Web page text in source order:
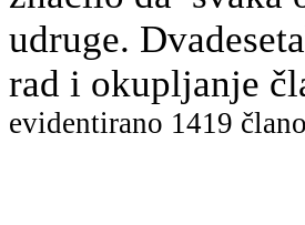
udruge.
rad i okupljanje
evidentirano 1419